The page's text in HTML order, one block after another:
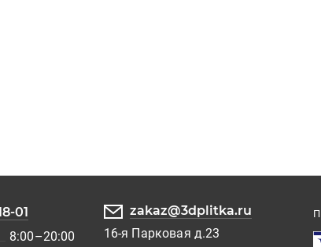
01
8:00–20:00
zakaz@3dplitka.ru
16-я Парковая д.23